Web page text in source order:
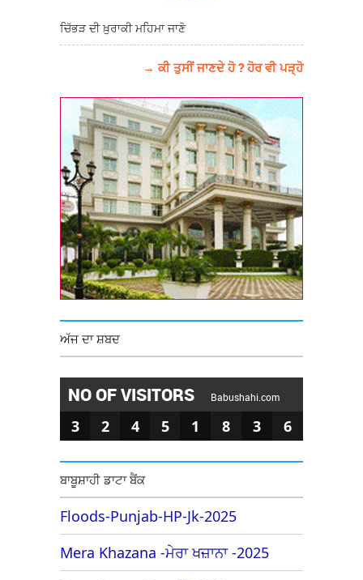
ਚਿੱਭੜ ਦੀ ਖ਼ੁਰਾਕੀ ਮਹਿਮਾ ਜਾਣੋ
→ ਕੀ ਤੁਸੀਂ ਜਾਣਦੇ ਹੋ ? ਹੋਰ ਵੀ ਪੜ੍ਹੋ
ਅੱਜ ਦਾ ਸ਼ਬਦ
NO OF VISITORS Babushahi.com
3 2 4 5 1 8 3 6
ਬਾਬੂਸ਼ਾਹੀ ਡਾਟਾ ਬੈਂਕ
Floods-Punjab-HP-Jk-2025
Mera Khazana -ਮੇਰਾ ਖਜ਼ਾਨਾ -2025